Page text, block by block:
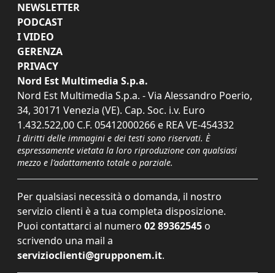
NEWSLETTER
PODCAST
I VIDEO
GERENZA
PRIVACY
Nord Est Multimedia S.p.a.
Nord Est Multimedia S.p.a. - Via Alessandro Poerio,
34, 30171 Venezia (VE). Cap. Soc. i.v. Euro
1.432.522,00 C.F. 05412000266 e REA VE-454332
I diritti delle immagini e dei testi sono riservati. È
espressamente vietata la loro riproduzione con qualsiasi
mezzo e l'adattamento totale o parziale.
Per qualsiasi necessità o domanda, il nostro
servizio clienti è a tua completa disposizione.
Puoi contattarci al numero 02 89362545 o
scrivendo una mail a
servizioclienti@grupponem.it.